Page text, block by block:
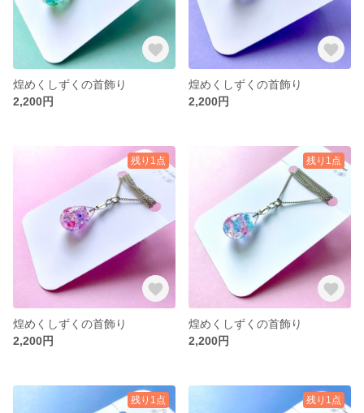
煌めくしずくの首飾り
2,200円
煌めくしずくの首飾り
2,200円
残り1点
煌めくしずくの首飾り
2,200円
残り1点
煌めくしずくの首飾り
2,200円
残り1点 残り1点